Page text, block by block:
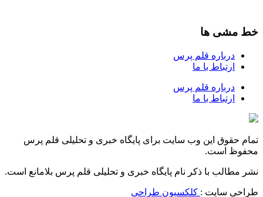
خط مشی ها
درباره قلم پرس
ارتباط با ما
درباره قلم پرس
ارتباط با ما
تمام حقوق این وب سایت برای پایگاه خبری و تحلیلی قلم پرس
محفوظ است.
نشر مطالب با ذکر نام پایگاه خبری و تحلیلی قلم پرس بلامانع است.
طراحی سایت : کلکسیون طراحی